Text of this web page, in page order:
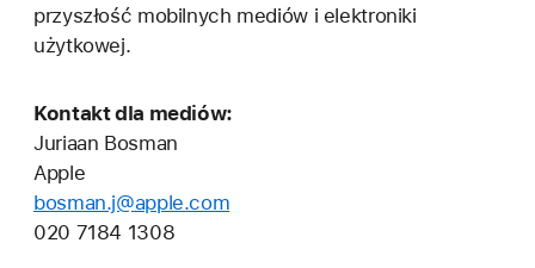
przyszłość mobilnych mediów i elektroniki
użytkowej.
Kontakt dla mediów:
Juriaan Bosman
Apple
bosman.j@apple.com
020 7184 1308